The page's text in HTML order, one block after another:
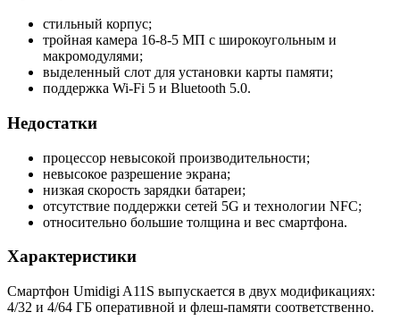
стильный корпус;
тройная камера 16-8-5 МП с широкоугольным и
макромодулями;
выделенный слот для установки карты памяти;
поддержка Wi-Fi 5 и Bluetooth 5.0.
Недостатки
процессор невысокой производительности;
невысокое разрешение экрана;
низкая скорость зарядки батареи;
отсутствие поддержки сетей 5G и технологии NFC;
относительно большие толщина и вес смартфона.
Характеристики
Смартфон Umidigi A11S выпускается в двух модификациях:
4/32 и 4/64 ГБ оперативной и флеш-памяти соответственно.